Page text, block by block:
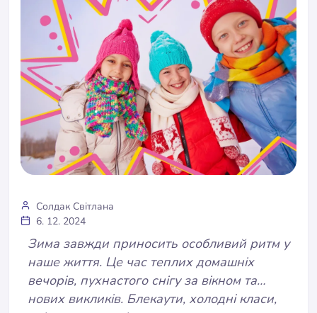
Солдак Світлана
6. 12. 2024
Зима завжди приносить особливий ритм у
наше життя. Це час теплих домашніх
вечорів, пухнастого снігу за вікном та…
нових викликів. Блекаути, холодні класи,